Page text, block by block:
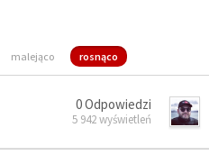
malejąco rosnąco
0 Odpowiedzi
5 942 wyświetleń